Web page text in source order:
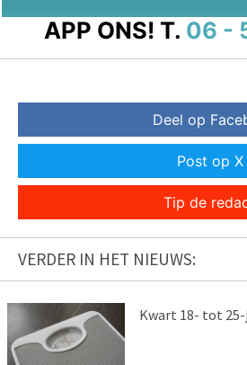
APP ONS! T. 06 -
Deel op
Post op X
Tip de
VERDER IN HET NIEUWS:
Kwart 18- tot